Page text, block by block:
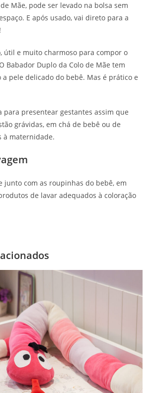
Mãe, pode ser levado na bolsa sem
E após usado, vai direto para a
útil e muito charmoso para compor o
Babador Duplo da Colo de Mãe tem
a pele delicado do bebê. Mas é prático e
para presentear gestantes assim que
grávidas, em chá de bebê ou de
à maternidade.
junto com as roupinhas do bebê, em
de lavar adequados à coloração